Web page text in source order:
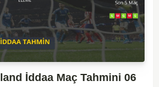
İddaa Maç Tahmini 06